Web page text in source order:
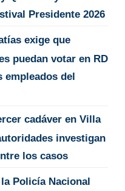
Presidente 2026
exige que
puedan votar en RD
empleados del
cadáver en Villa
investigan
los casos
Policía Nacional